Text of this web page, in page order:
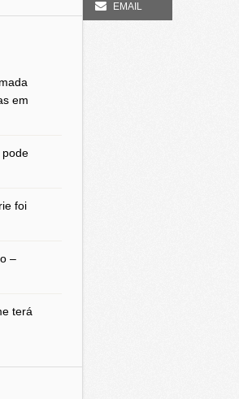
EMAIL
em
pode
foi
–
terá